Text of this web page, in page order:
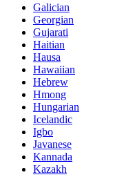
Galician
Georgian
Gujarati
Haitian
Hausa
Hawaiian
Hebrew
Hmong
Hungarian
Icelandic
Igbo
Javanese
Kannada
Kazakh